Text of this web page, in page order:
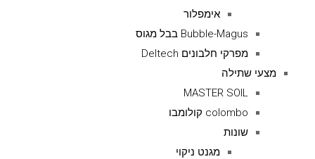
אימפלור
Bubble-Magus בבל מגוס
מפרקי חלבונים Deltech
מצעי שתילה
MASTER SOIL
colombo קולומבו
שונות
מגנט ניקוי